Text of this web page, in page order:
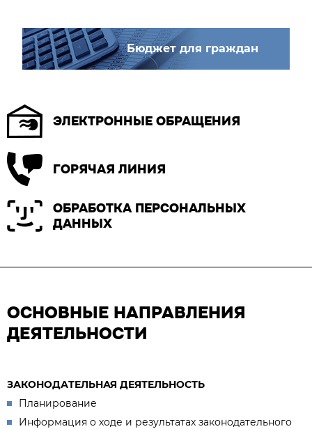
Бюджет для граждан
ЭЛЕКТРОННЫЕ ОБРАЩЕНИЯ
ГОРЯЧАЯ ЛИНИЯ
ОБРАБОТКА ПЕРСОНАЛЬНЫХ
ДАННЫХ
ОСНОВНЫЕ НАПРАВЛЕНИЯ
ДЕЯТЕЛЬНОСТИ
ЗАКОНОДАТЕЛЬНАЯ ДЕЯТЕЛЬНОСТЬ
Планирование
Информация о ходе и результатах законодательного